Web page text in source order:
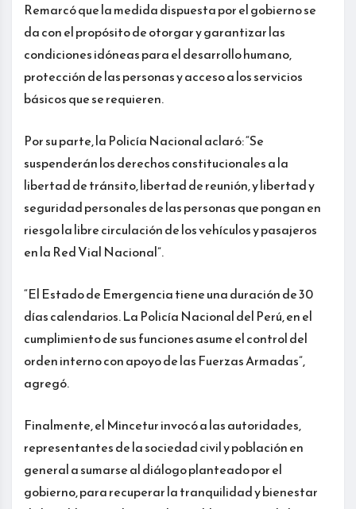
Remarcó que la medida dispuesta por el gobierno se
da con el propósito de otorgar y garantizar las
condiciones idóneas para el desarrollo humano,
protección de las personas y acceso a los servicios
básicos que se requieren.
Por su parte, la Policía Nacional aclaró: “Se
suspenderán los derechos constitucionales a la
libertad de tránsito, libertad de reunión, y libertad y
seguridad personales de las personas que pongan en
riesgo la libre circulación de los vehículos y pasajeros
en la Red Vial Nacional”.
“El Estado de Emergencia tiene una duración de 30
días calendarios. La Policía Nacional del Perú, en el
cumplimiento de sus funciones asume el control del
orden interno con apoyo de las Fuerzas Armadas”,
agregó.
Finalmente, el Mincetur invocó a las autoridades,
representantes de la sociedad civil y población en
general a sumarse al diálogo planteado por el
gobierno, para recuperar la tranquilidad y bienestar